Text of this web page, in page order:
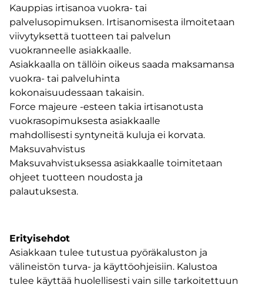
Kauppias irtisanoa vuokra- tai
palvelusopimuksen. Irtisanomisesta ilmoitetaan
viivytyksettä tuotteen tai palvelun
vuokranneelle asiakkaalle.
Asiakkaalla on tällöin oikeus saada maksamansa
vuokra- tai palveluhinta
kokonaisuudessaan takaisin.
Force majeure -esteen takia irtisanotusta
vuokrasopimuksesta asiakkaalle
mahdollisesti syntyneitä kuluja ei korvata.
Maksuvahvistus
Maksuvahvistuksessa asiakkaalle toimitetaan
ohjeet tuotteen noudosta ja
palautuksesta.
Erityisehdot
Asiakkaan tulee tutustua pyöräkaluston ja
välineistön turva- ja käyttöohjeisiin. Kalustoa
tulee käyttää huolellisesti vain sille tarkoitettuun